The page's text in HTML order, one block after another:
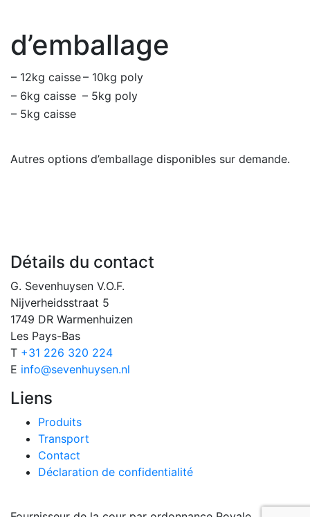
d’emballage
– 12kg caisse– 10kg poly
– 6kg caisse – 5kg poly
– 5kg caisse
Autres options d’emballage disponibles sur demande.
Détails du contact
G. Sevenhuysen V.O.F.
Nijverheidsstraat 5
1749 DR Warmenhuizen
Les Pays-Bas
T +31 226 320 224
E info@sevenhuysen.nl
Liens
Produits
Transport
Contact
Déclaration de confidentialité